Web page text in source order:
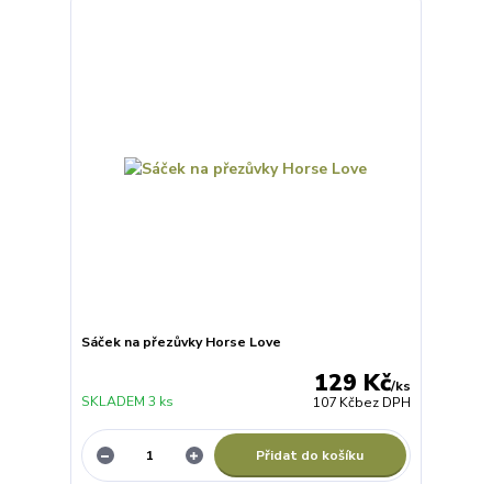
Sáček na přezůvky Horse Love
129 Kč/ks
107 Kčbez DPH
SKLADEM 3 ks
Přidat do košíku